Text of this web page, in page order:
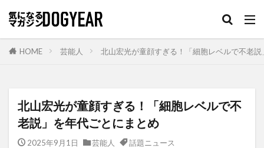
HOME 芸能人 北山宏光が童顔すぎる！「細胞レベルで不老
北山宏光が童顔すぎる！「細胞レベルで不
老説」を年代ごとにまとめ
2025年9月1日 芸能人 話題ニュース